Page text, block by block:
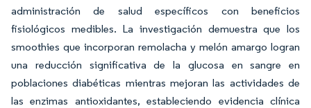
administración de salud específicos con beneficios
fisiológicos medibles. La investigación demuestra que los
smoothies que incorporan remolacha y melón amargo logran
una reducción significativa de la glucosa en sangre en
poblaciones diabéticas mientras mejoran las actividades de
las enzimas antioxidantes, estableciendo evidencia clínica